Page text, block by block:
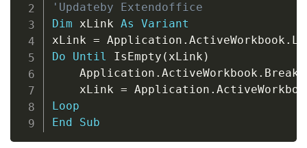
'Updateby Extendoffice
Dim xLink As
Variant
xLink = Application . ActiveWorkbook .
Do
Until IsEmpty ( xLink )
    Application
. ActiveWorkbook .
    xLink
= Application .
Loop
End
Sub